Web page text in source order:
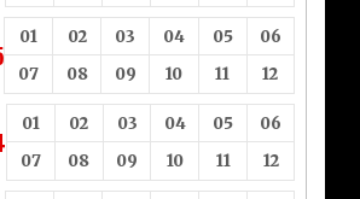
01 02 03 04 05
06
07
08 09 10 11 12
01 02 03 04 05
06
07
08 09 10 11 12